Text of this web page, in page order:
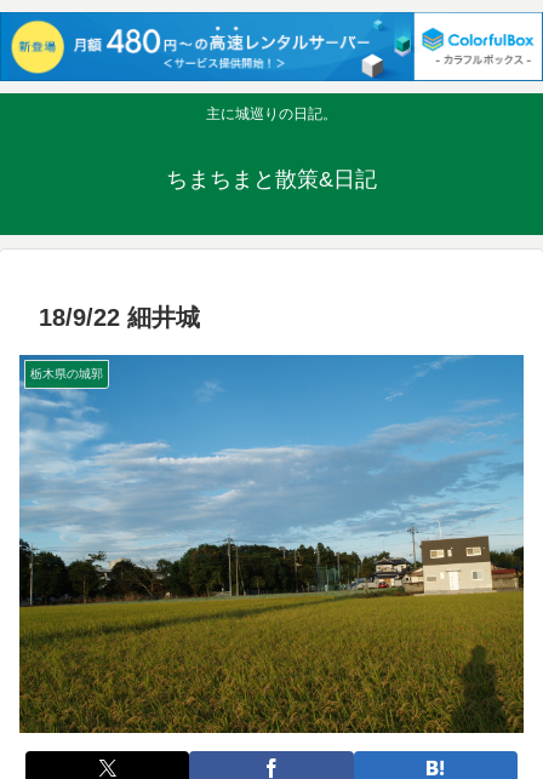
主に城巡りの日記。
ちまちまと散策&日記
18/9/22 細井城
栃木県の城郭